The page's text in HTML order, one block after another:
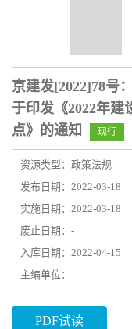
京建发[2022]78号
于印发《2022年建
点》的通知
现行
资源类型：政策法规
发布日期：2022-03-18
实施日期：2022-03-18
废止日期：-
入库日期：2022-04-15
主编单位：
PDF试读